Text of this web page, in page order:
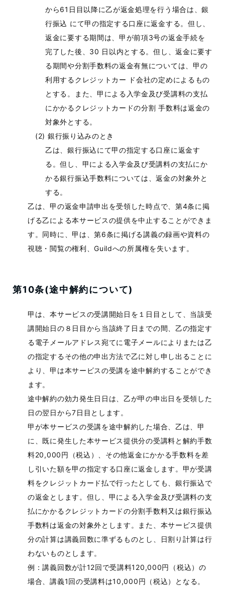
から61日目以降に乙が返金処理を行う場合は、銀
行振込 にて甲の指定する口座に返金する。但し、
返金に要する期間は、甲が前項3号の返金手続を
完了した後、30 日以内とする。但し、返金に要す
る期間や分割手数料の返金有無については、甲の
利用するクレジットカー ド会社の定めによるもの
とする。また、甲による入学金及び受講料の支払
にかかるクレジットカードの分割 手数料は返金の
対象外とする。
銀行振り込みのとき
乙は、銀行振込にて甲の指定する口座に返金す
る。但し、甲による入学金及び受講料の支払にか
かる銀行振込手数料については、返金の対象外と
する。
乙は、甲の返金申請申出を受領した時点で、第4条に掲
げる乙による本サービスの提供を中止することができま
す。同時に、甲は、第6条に掲げる講義の録画や資料の
視聴・閲覧の権利、Guildへの所属権を失います。
第10条(途中解約について)
甲は、本サービスの受講開始日を１日目として、当該受
講開始日の８日目から当該終了日までの間、乙の指定す
る電子メールアドレス宛てに電子メールによりまたは乙
の指定するその他の申出方法で乙に対し申し出ることに
より、甲は本サービスの受講を途中解約することができ
ます。
途中解約の効力発生日日は、乙が甲の申出日を受領した
日の翌日から7日目とします。
甲が本サービスの受講を途中解約した場合、乙は、甲
に、既に発生した本サービス提供分の受講料と解約手数
料20,000円（税込）、その他返金にかかる手数料を差
し引いた額を甲の指定する口座に返金します。甲が受講
料をクレジットカード払で行ったとしても、銀行振込で
の返金とします。但し、甲による入学金及び受講料の支
払にかかるクレジットカードの分割手数料又は銀行振込
手数料は返金の対象外とします。また、本サービス提供
分の計算は講義回数に準ずるものとし、日割り計算は行
わないものとします。
例：講義回数が計12回で受講料120,000円（税込）の
場合、講義1回の受講料は10,000円（税込）となる。